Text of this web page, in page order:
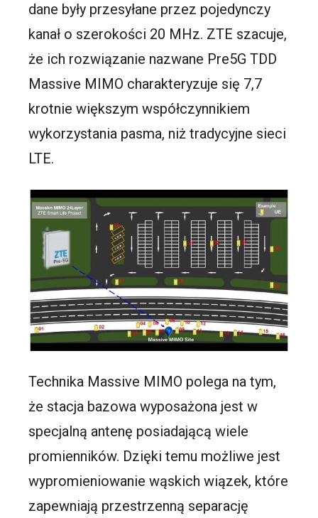
dane były przesyłane przez pojedynczy
kanał o szerokości 20 MHz. ZTE szacuje,
że ich rozwiązanie nazwane Pre5G TDD
Massive MIMO charakteryzuje się 7,7
krotnie większym współczynnikiem
wykorzystania pasma, niż tradycyjne sieci
LTE.
Technika Massive MIMO polega na tym,
że stacja bazowa wyposażona jest w
specjalną antenę posiadającą wiele
promienników. Dzięki temu możliwe jest
wypromieniowanie wąskich wiązek, które
zapewniają przestrzenną separację